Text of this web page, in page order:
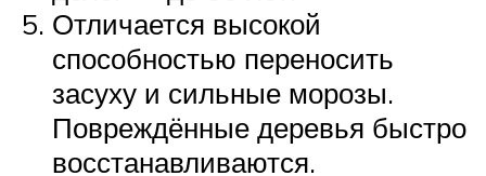
Отличается высокой
способностью переносить
засуху и сильные морозы.
Повреждённые деревья быстро
восстанавливаются.